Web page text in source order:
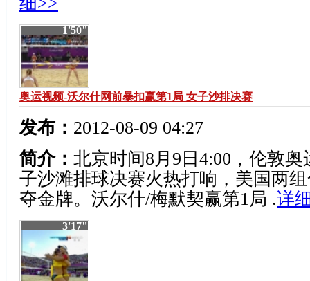
1'50"
奥运视频-沃尔什网前暴扣赢第1局 女子沙排决赛
发布： 2012-08-09 04:27
简介： 北京时间8月9日4:00，伦敦奥
子沙滩排球决赛火热打响，美国两
夺金牌。沃尔什/梅默契赢第1局 .详
3'17"